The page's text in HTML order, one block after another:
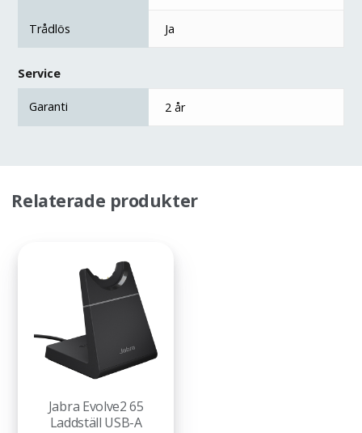
Trådlös Ja
Service
Garanti 2 år
Relaterade produkter
Jabra Evolve2 65
Laddställ USB-A